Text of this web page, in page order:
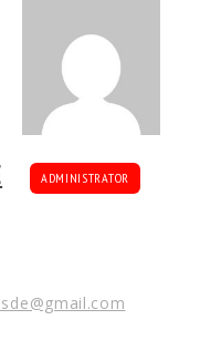
ADMINISTRATOR